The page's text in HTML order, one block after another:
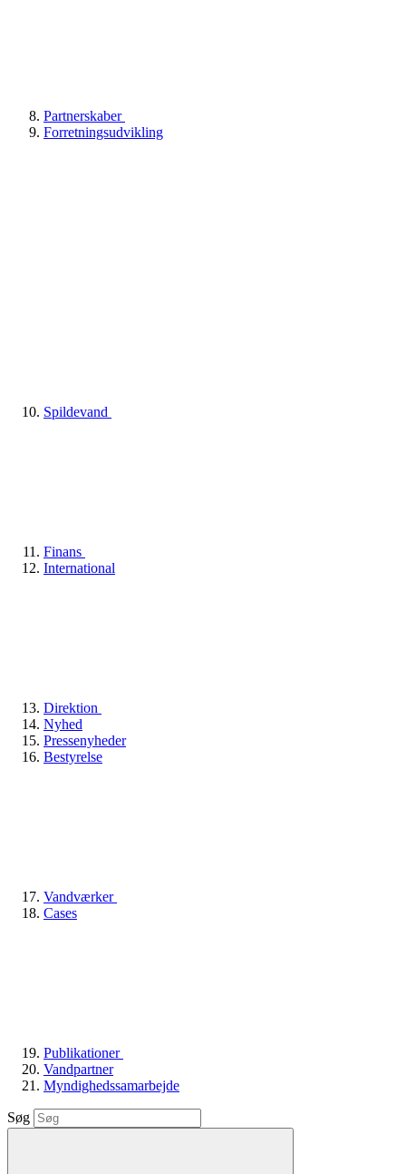
Partnerskaber
Forretningsudvikling
Spildevand
Finans
International
Direktion
Nyhed
Pressenyheder
Bestyrelse
Vandværker
Cases
Publikationer
Vandpartner
Myndighedssamarbejde
Søg